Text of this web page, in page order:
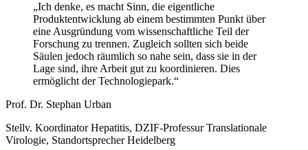
„Ich denke, es macht Sinn, die eigentliche
Produktentwicklung ab einem bestimmten Punkt über
eine Ausgründung vom wissenschaftliche Teil der
Forschung zu trennen. Zugleich sollten sich beide
Säulen jedoch räumlich so nahe sein, dass sie in der
Lage sind, ihre Arbeit gut zu koordinieren. Dies
ermöglicht der Technologiepark.“
Prof. Dr. Stephan Urban
Stellv. Koordinator Hepatitis, DZIF-Professur Translationale
Virologie, Standortsprecher Heidelberg